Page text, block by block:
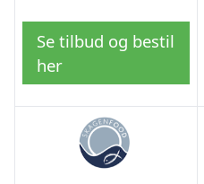
Se tilbud og bestil
her